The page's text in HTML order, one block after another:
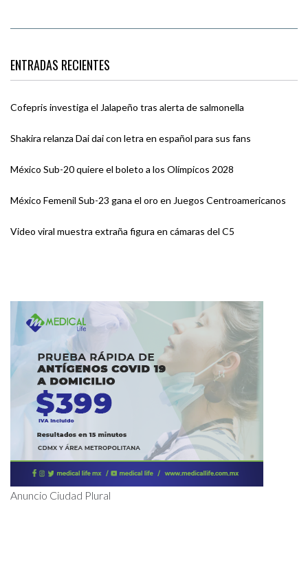
ENTRADAS RECIENTES
Cofepris investiga el Jalapeño tras alerta de salmonella
Shakira relanza Dai dai con letra en español para sus fans
México Sub-20 quiere el boleto a los Olímpicos 2028
México Femenil Sub-23 gana el oro en Juegos Centroamericanos
Video viral muestra extraña figura en cámaras del C5
Anuncio Ciudad Plural